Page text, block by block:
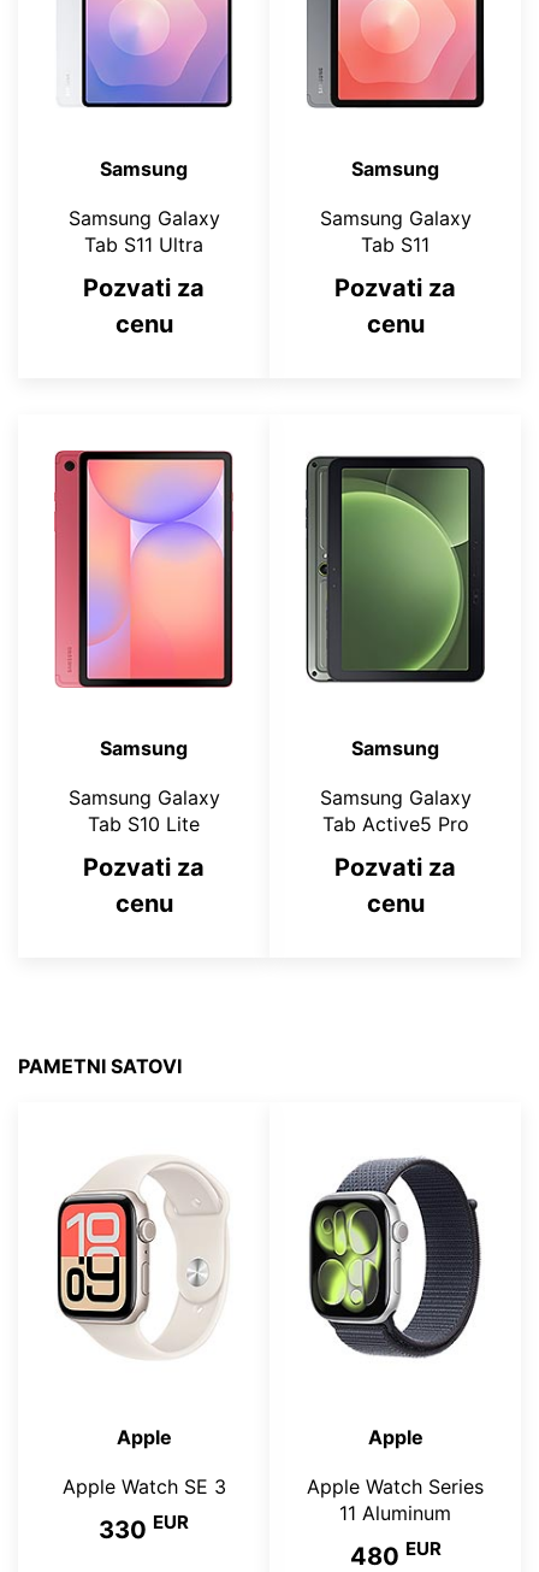
Samsung
Samsung Galaxy
Tab S11 Ultra
Pozvati za
cenu
Samsung
Samsung Galaxy
Tab S11
Pozvati za
cenu
Samsung
Samsung Galaxy
Tab S10 Lite
Pozvati za
cenu
Samsung
Samsung Galaxy
Tab Active5 Pro
Pozvati za
cenu
PAMETNI SATOVI
Apple
Apple Watch SE 3
330 EUR
Apple
Apple Watch Series
11 Aluminum
480 EUR